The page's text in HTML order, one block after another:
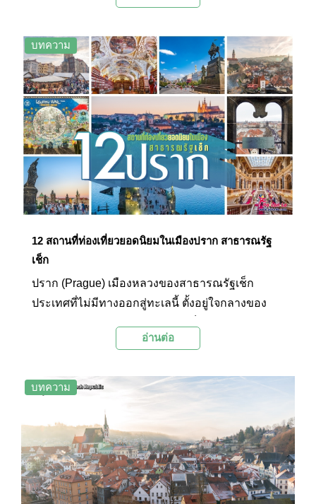
มีลักษณะเป็นเอกลักษณ์ซึ่งยังคงได้รับการอนุรักษ์ไว้
เป็นอย่างดี
บทความ
12 สถานที่ท่องเที่ยวยอดนิยมในเมืองปราก สาธารณรัฐ
เช็ก
ปราก (Prague) เมืองหลวงของสาธารณรัฐเช็ก
ประเทศที่ไม่มีทางออกสู่ทะเลนี้ ตั้งอยู่ใจกลางของ
ปกครองอันยิ่งใหญ่ของทวีปยุโรป ซึ่งอารยธรรมแห่ง
ยาวนานนั้น ก็ยังคงสะท้อนอยู่ในวิถีชีวิตของชาว
เมือง วัฒนธรรมประเพณี สถาปัตยกรรม ฯลฯ ราวกับ
มรดกที่สืบทอด และรักษากันมาอย่างดี จนถูกยกให้
เป็นเมืองที่มีความน่าหลงใหล ควรค่าแก่การไป
สัมผัสความเป็นยุโรปมากที่สุด โดยเมืองปรากยังได้
รับการประกาศให้เป็นเมืองมรดกโลก จากองค์การยู
เนสโก (UNESCO) ด้วย ปัจจุบันเมืองนี้นับเป็นหนึ่งใน
อ่านต่อ
บทความ